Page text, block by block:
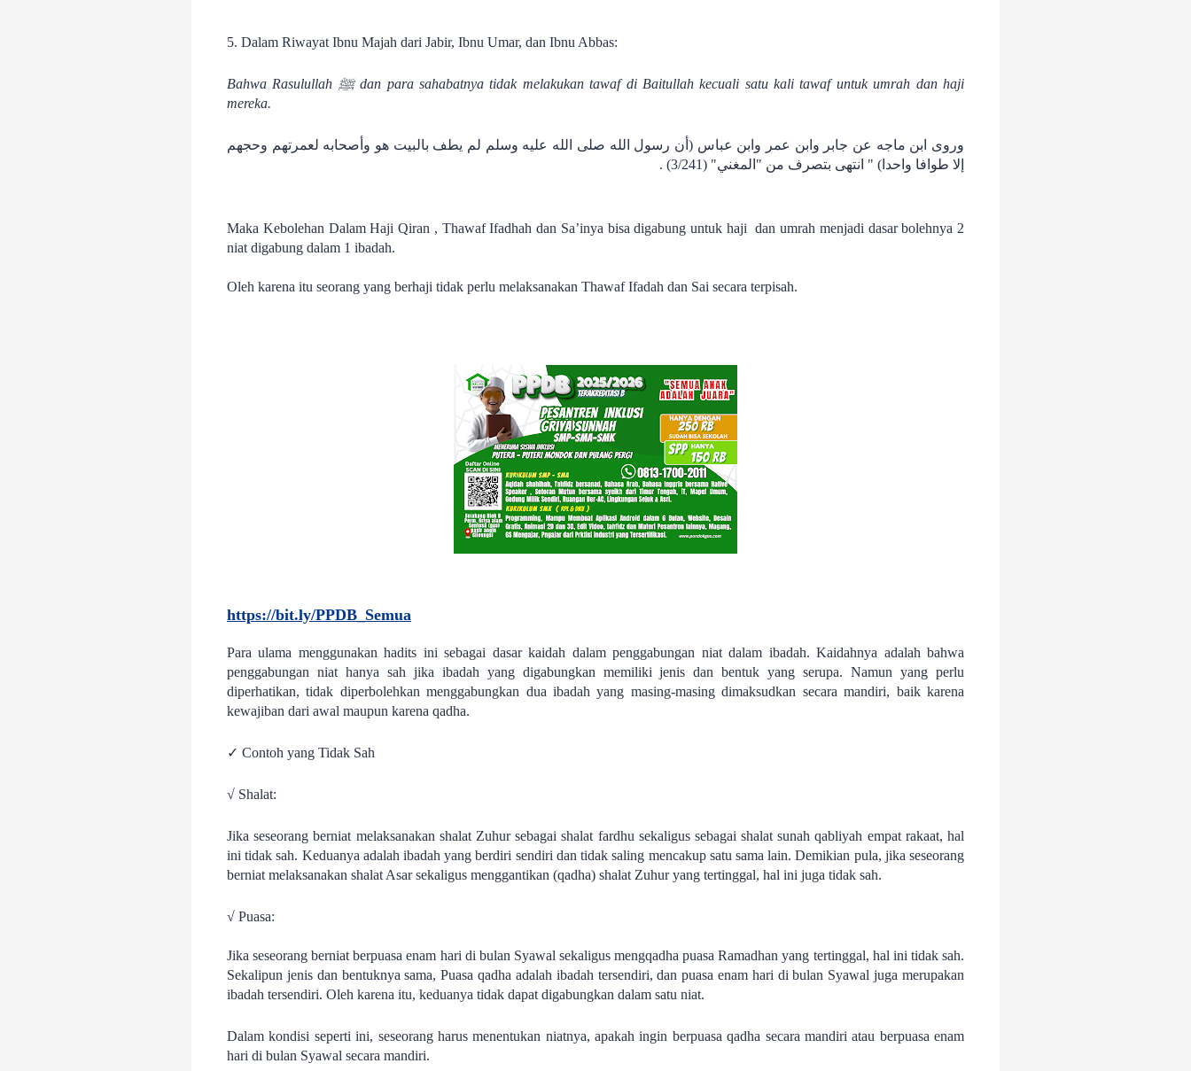
5. Dalam Riwayat Ibnu Majah dari Jabir, Ibnu Umar, dan Ibnu Abbas:
Bahwa Rasulullah ﷺ dan para sahabatnya tidak melakukan tawaf di Baitullah kecuali satu kali tawaf untuk umrah dan haji
mereka.
وروى ابن ماجه عن جابر وابن عمر وابن عباس (أن رسول الله صلى الله عليه وسلم لم يطف بالبيت هو وأصحابه لعمرتهم وحجهم
إلا طوافا واحدا) " انتهى بتصرف من "المغني" (3/241) .
Maka Kebolehan Dalam Haji Qiran , Thawaf Ifadhah dan Sa’inya bisa digabung untuk haji dan umrah menjadi dasar bolehnya 2
niat digabung dalam 1 ibadah.
Oleh karena itu seorang yang berhaji tidak perlu melaksanakan Thawaf Ifadah dan Sai secara terpisah.
https://bit.ly/PPDB_Semua
Para ulama menggunakan hadits ini sebagai dasar kaidah dalam penggabungan niat dalam ibadah. Kaidahnya adalah bahwa
penggabungan niat hanya sah jika ibadah yang digabungkan memiliki jenis dan bentuk yang serupa. Namun yang perlu
diperhatikan, tidak diperbolehkan menggabungkan dua ibadah yang masing-masing dimaksudkan secara mandiri, baik karena
kewajiban dari awal maupun karena qadha.
✓ Contoh yang Tidak Sah
√ Shalat:
Jika seseorang berniat melaksanakan shalat Zuhur sebagai shalat fardhu sekaligus sebagai shalat sunah qabliyah empat rakaat, hal
ini tidak sah. Keduanya adalah ibadah yang berdiri sendiri dan tidak saling mencakup satu sama lain. Demikian pula, jika seseorang
berniat melaksanakan shalat Asar sekaligus menggantikan (qadha) shalat Zuhur yang tertinggal, hal ini juga tidak sah.
√ Puasa:
Jika seseorang berniat berpuasa enam hari di bulan Syawal sekaligus mengqadha puasa Ramadhan yang tertinggal, hal ini tidak sah.
Sekalipun jenis dan bentuknya sama, Puasa qadha adalah ibadah tersendiri, dan puasa enam hari di bulan Syawal juga merupakan
ibadah tersendiri. Oleh karena itu, keduanya tidak dapat digabungkan dalam satu niat.
Dalam kondisi seperti ini, seseorang harus menentukan niatnya, apakah ingin berpuasa qadha secara mandiri atau berpuasa enam
hari di bulan Syawal secara mandiri.